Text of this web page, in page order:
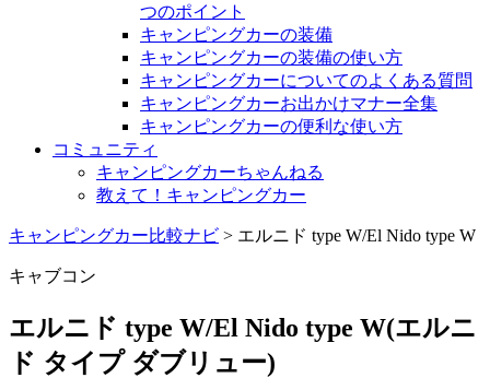
つのポイント
キャンピングカーの装備
キャンピングカーの装備の使い方
キャンピングカーについてのよくある質問
キャンピングカーお出かけマナー全集
キャンピングカーの便利な使い方
コミュニティ
キャンピングカーちゃんねる
教えて！キャンピングカー
キャンピングカー比較ナビ > エルニド type W/El Nido type W
キャブコン
エルニド type W/El Nido type W(エルニ
ド タイプ ダブリュー)